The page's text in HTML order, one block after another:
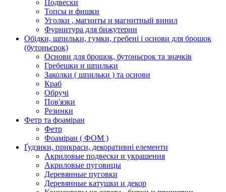
Подвески
Топсы и фишки
Уголки , магниты и магнитный винил
Фурнитура для бижутерии
Обідки, шпильки, гумки, гребені і основи для брошок
(бутоньєрок)
Основи для брошок, бутоньєрок та значків
Гребешки и шпильки
Заколки ( шпильки ) та основи
Краб
Обручі
Пов'язки
Резинки
Фетр та фоаміран
Фетр
Фоаміран ( ФОМ )
Ґудзики, прикраси, декоративні елементи
Акриловые подвески и украшения
Акриловые пуговицы
Деревянные пуговки
Деревянные катушки и декор